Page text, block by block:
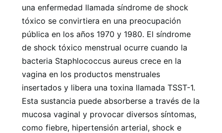
una enfermedad llamada síndrome de shock
tóxico se convirtiera en una preocupación
pública en los años 1970 y 1980. El síndrome
de shock tóxico menstrual ocurre cuando la
bacteria Staphlococcus aureus crece en la
vagina en los productos menstruales
insertados y libera una toxina llamada TSST-1.
Esta sustancia puede absorberse a través de la
mucosa vaginal y provocar diversos síntomas,
como fiebre, hipertensión arterial, shock e